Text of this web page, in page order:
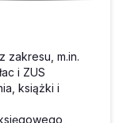
z zakresu, m.in.
i ZUS
książki i